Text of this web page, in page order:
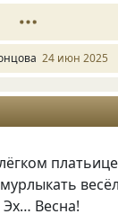
24 июн 2025
Эх… Весна!